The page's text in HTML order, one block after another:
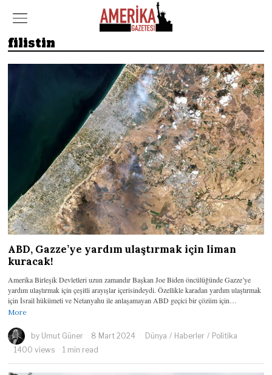
filistin
ABD, Gazze’ye yardım ulaştırmak için liman
kuracak!
Amerika Birleşik Devletleri uzun zamandır Başkan Joe Biden öncülüğünde Gazze’ye
yardım ulaştırmak için çeşitli arayışlar içerisindeydi. Özellikle karadan yardım ulaştırmak
için İsrail hükümeti ve Netanyahu ile anlaşamayan ABD geçici bir çözüm için…
More
by Umut Güner 8 Mart 2024 Dünya / Haberler / Politika
1400 views
1 min read